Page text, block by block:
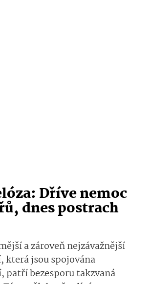
Dříve nemoc
dnes postrach
a zároveň nejzávažnější
která jsou spojována
patří bezesporu takzvaná